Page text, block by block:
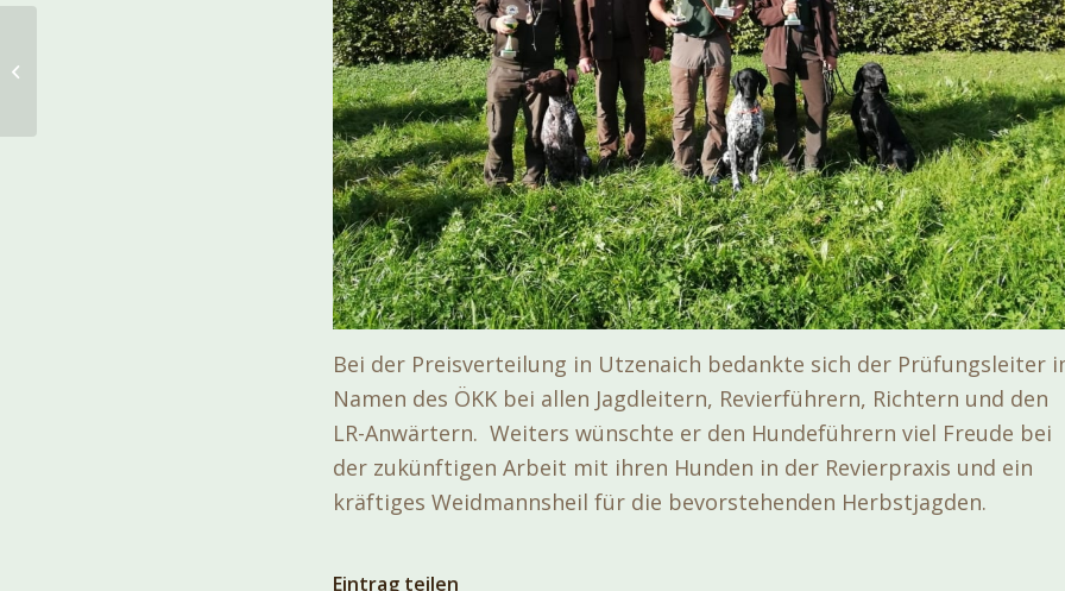
Bei der Preisverteilung in Utzenaich bedankte sich der Prüfungsleiter
Namen des ÖKK bei allen Jagdleitern, Revierführern, Richtern und den
LR-Anwärtern. Weiters wünschte er den Hundeführern viel Freude bei
der zukünftigen Arbeit mit ihren Hunden in der Revierpraxis und ein
kräftiges Weidmannsheil für die bevorstehenden Herbstjagden.
Eintrag teilen